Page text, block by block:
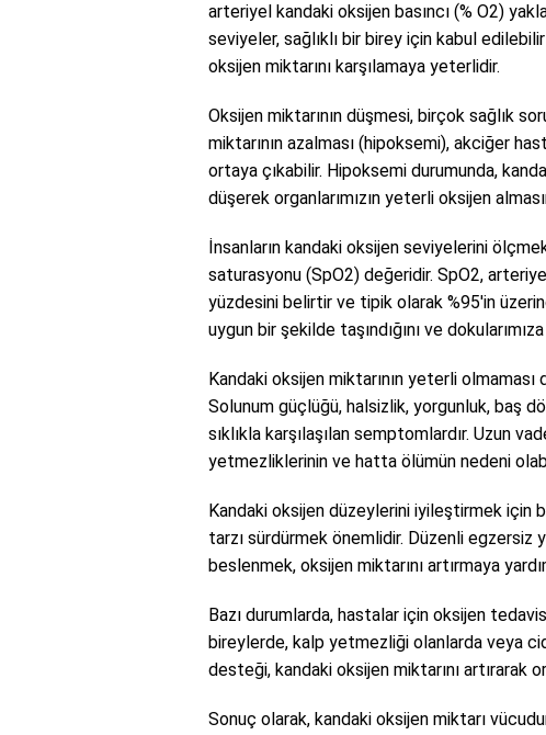
arteriyel kandaki oksijen basıncı (% O2)
seviyeler, sağlıklı bir birey için kabul
oksijen miktarını karşılamaya yeterlidir.
Oksijen miktarının düşmesi, birçok sağlık
miktarının azalması (hipoksemi), akciğer
ortaya çıkabilir. Hipoksemi durumunda,
düşerek organlarımızın yeterli oksijen
İnsanların kandaki oksijen seviyelerini
saturasyonu (SpO2) değeridir. SpO2,
yüzdesini belirtir ve tipik olarak %95'in
uygun bir şekilde taşındığını ve
Kandaki oksijen miktarının yeterli
Solunum güçlüğü, halsizlik, yorgunluk, baş
sıklıkla karşılaşılan semptomlardır. Uzun
yetmezliklerinin ve hatta ölümün nedeni
Kandaki oksijen düzeylerini iyileştirmek için
tarzı sürdürmek önemlidir. Düzenli egzersiz
beslenmek, oksijen miktarını artırmaya
Bazı durumlarda, hastalar için oksijen
bireylerde, kalp yetmezliği olanlarda veya
desteği, kandaki oksijen miktarını artırarak
Sonuç olarak, kandaki oksijen miktarı